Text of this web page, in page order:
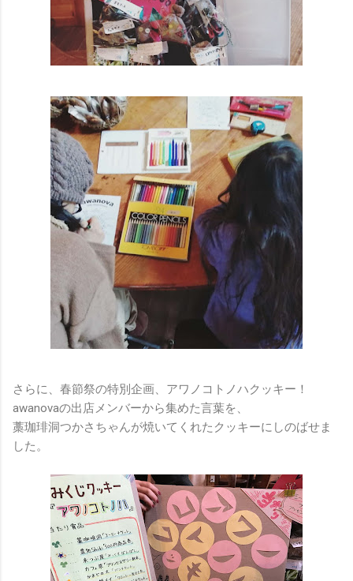
さらに、春節祭の特別企画、アワノコトノハクッキー！
awanovaの出店メンバーから集めた言葉を、
藁珈琲洞つかさちゃんが焼いてくれたクッキーにしのばせま
した。